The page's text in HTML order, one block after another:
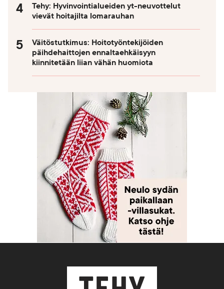
Tehy: Hyvinvointialueiden yt-neuvottelut
vievät hoitajilta lomarauhan
Väitöstutkimus: Hoitotyöntekijöiden
päihdehaittojen ennaltaehkäisyyn
kiinnitetään liian vähän huomiota